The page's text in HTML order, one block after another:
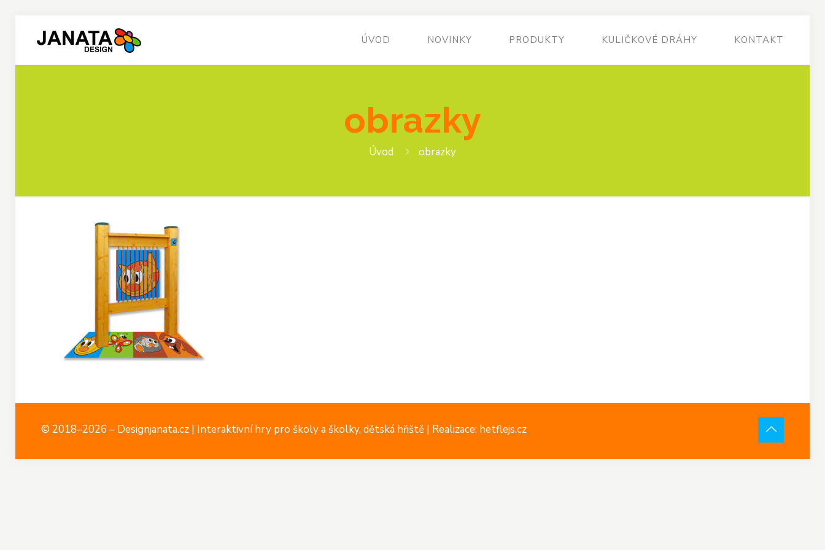
ÚVOD NOVINKY PRODUKTY KULIČKOVÉ DRÁHY KONTAKT
obrazky
Úvod obrazky
© 2018–2026 – Designjanata.cz | Interaktivní hry pro školy a školky, dětská hřiště | Realizace: hetflejs.cz